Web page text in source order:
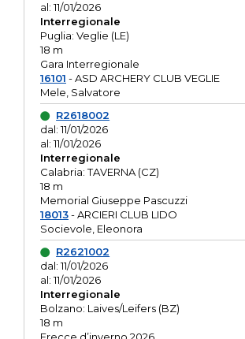
al: 11/01/2026
Interregionale
Puglia: Veglie (LE)
18 m
Gara Interregionale
16101 - ASD ARCHERY CLUB VEGLIE
Mele, Salvatore
R2618002
dal: 11/01/2026
al: 11/01/2026
Interregionale
Calabria: TAVERNA (CZ)
18 m
Memorial Giuseppe Pascuzzi
18013- ARCIERI CLUB LIDO
Socievole, Eleonora
R2621002
dal: 11/01/2026
al: 11/01/2026
Interregionale
Bolzano: Laives/Leifers (BZ)
18 m